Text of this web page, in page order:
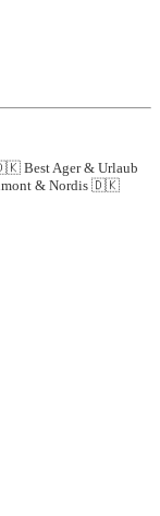
Best Ager & Urlaub
& Nordis 🇩🇰